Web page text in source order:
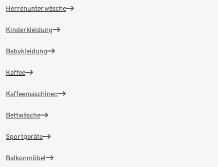
Herrenunterwäsche
Kinderkleidung
Babykleidung
Kaffee
Kaffeemaschinen
Bettwäsche
Sportgeräte
Balkonmöbel